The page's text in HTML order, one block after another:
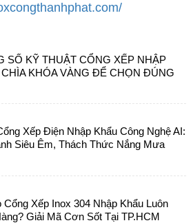
SỐ KỸ THUẬT CỔNG XẾP NHẬP
KHÓA VÀNG ĐỂ CHỌN ĐÚNG
Xếp Điện Nhập Khẩu Công Nghệ AI:
Siêu Êm, Thách Thức Nắng Mưa
Cổng Xếp Inox 304 Nhập Khẩu Luôn
Giải Mã Cơn Sốt Tại TP.HCM